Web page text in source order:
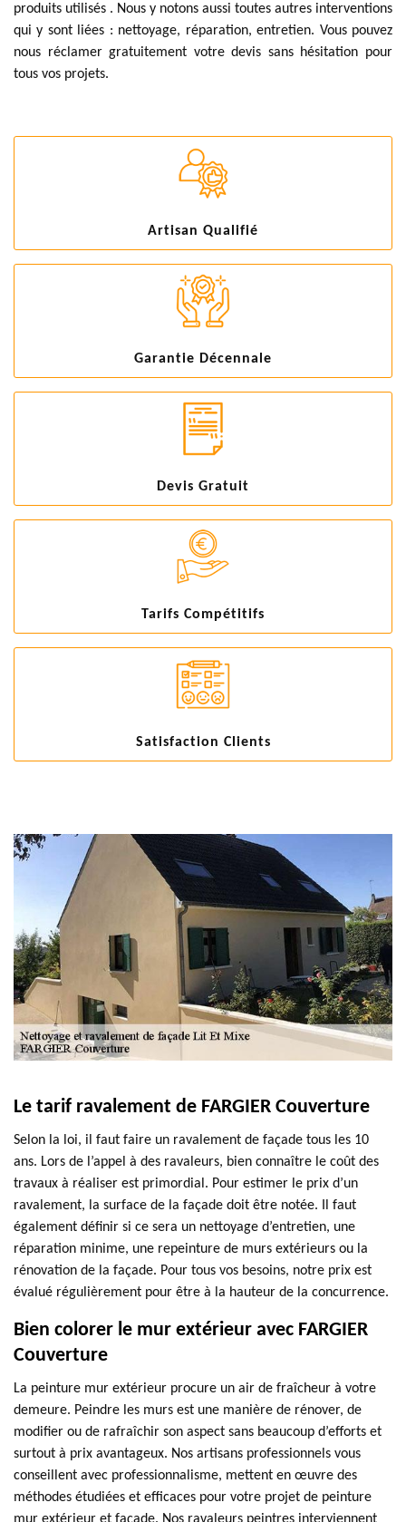
produits utilisés . Nous y notons aussi toutes autres interventions
qui y sont liées : nettoyage, réparation, entretien. Vous pouvez
nous réclamer gratuitement votre devis sans hésitation pour
tous vos projets.
Artisan Qualifié
Garantie Décennale
Devis Gratuit
Tarifs Compétitifs
Satisfaction Clients
Le tarif ravalement de FARGIER Couverture
Selon la loi, il faut faire un ravalement de façade tous les 10
ans. Lors de l’appel à des ravaleurs, bien connaître le coût des
travaux à réaliser est primordial. Pour estimer le prix d’un
ravalement, la surface de la façade doit être notée. Il faut
également définir si ce sera un nettoyage d’entretien, une
réparation minime, une repeinture de murs extérieurs ou la
rénovation de la façade. Pour tous vos besoins, notre prix est
évalué régulièrement pour être à la hauteur de la concurrence.
Bien colorer le mur extérieur avec FARGIER
Couverture
La peinture mur extérieur procure un air de fraîcheur à votre
demeure. Peindre les murs est une manière de rénover, de
modifier ou de rafraîchir son aspect sans beaucoup d’efforts et
surtout à prix avantageux. Nos artisans professionnels vous
conseillent avec professionnalisme, mettent en œuvre des
méthodes étudiées et efficaces pour votre projet de peinture